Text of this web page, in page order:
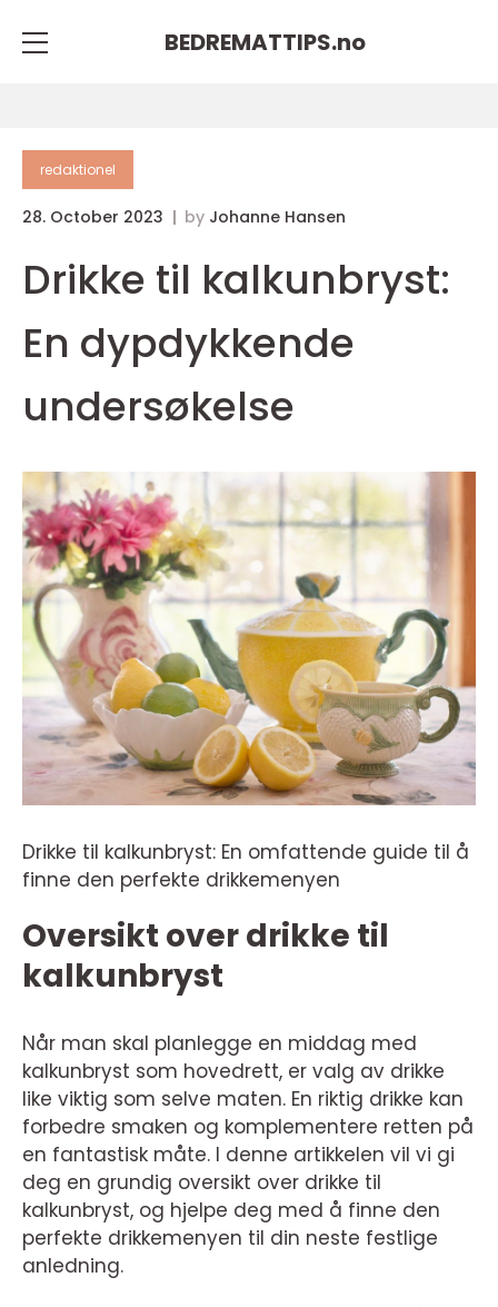
BEDREMATTIPS.no
redaktionel
28. October 2023 by Johanne Hansen
Drikke til kalkunbryst:
En dypdykkende
undersøkelse
Drikke til kalkunbryst: En omfattende guide til å
finne den perfekte drikkemenyen
Oversikt over drikke til
kalkunbryst
Når man skal planlegge en middag med
kalkunbryst som hovedrett, er valg av drikke
like viktig som selve maten. En riktig drikke kan
forbedre smaken og komplementere retten på
en fantastisk måte. I denne artikkelen vil vi gi
deg en grundig oversikt over drikke til
kalkunbryst, og hjelpe deg med å finne den
perfekte drikkemenyen til din neste festlige
anledning.